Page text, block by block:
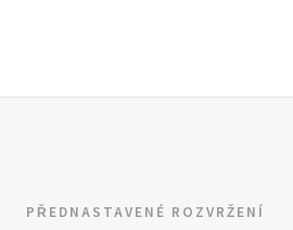
PŘEDNASTAVENÉ ROZVRŽENÍ